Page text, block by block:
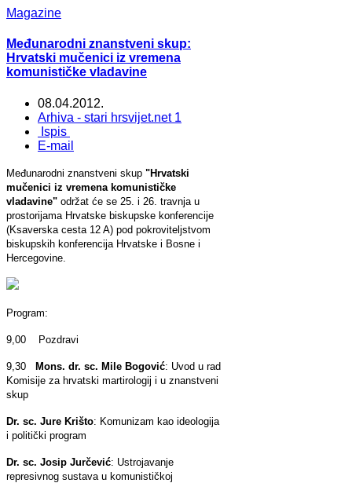
Magazine
Međunarodni znanstveni skup:
Hrvatski mučenici iz vremena
komunističke vladavine
08.04.2012.
Arhiva - stari hrsvijet.net 1
Ispis
E-mail
Međunarodni znanstveni skup "Hrvatski
mučenici iz vremena komunističke
vladavine" održat će se 25. i 26. travnja u
prostorijama Hrvatske biskupske konferencije
(Ksaverska cesta 12 A) pod pokroviteljstvom
biskupskih konferencija Hrvatske i Bosne i
Hercegovine.
Program:
9,00 Pozdravi
9,30 Mons. dr. sc. Mile Bogović: Uvod u rad
Komisije za hrvatski martirologij i u znanstveni
skup
Dr. sc. Jure Krišto: Komunizam kao ideologija
i politički program
Dr. sc. Josip Jurčević: Ustrojavanje
represivnog sustava u komunističkoj